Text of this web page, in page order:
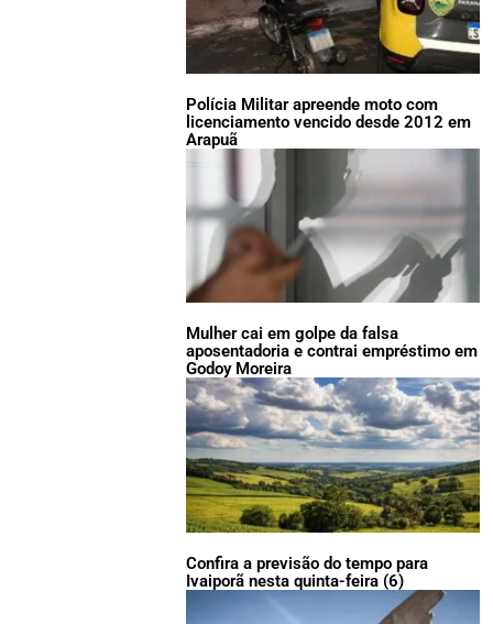
Polícia Militar apreende moto com
licenciamento vencido desde 2012 em
Arapuã
Mulher cai em golpe da falsa
aposentadoria e contrai empréstimo em
Godoy Moreira
Confira a previsão do tempo para
Ivaiporã nesta quinta-feira (6)